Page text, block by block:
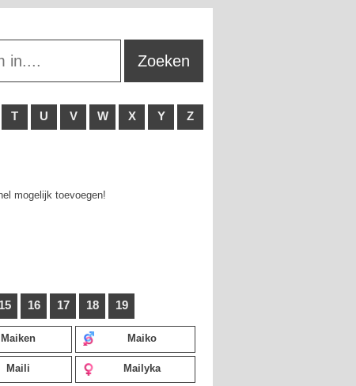
T U V W X Y Z
mogelijk toevoegen!
15 16 17 18 19
Maiken Maiko
Maili Mailyka